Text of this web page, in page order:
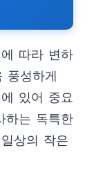
따라 변하
풍성하게
있어 중요
하는 독특한
상의 작은